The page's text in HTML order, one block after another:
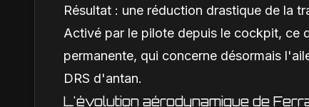
Résultat : une réduction drastique de la
Activé par le pilote depuis le cockpit, ce
permanente, qui concerne désormais
DRS d'antan.
L'évolution aérodynamique de